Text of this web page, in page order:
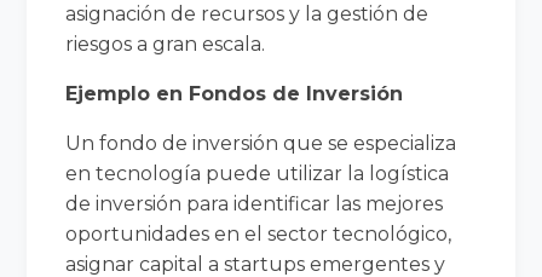
asignación de recursos y la gestión de
riesgos a gran escala.
Ejemplo en Fondos de Inversión
Un fondo de inversión que se especializa
en tecnología puede utilizar la logística
de inversión para identificar las mejores
oportunidades en el sector tecnológico,
asignar capital a startups emergentes y